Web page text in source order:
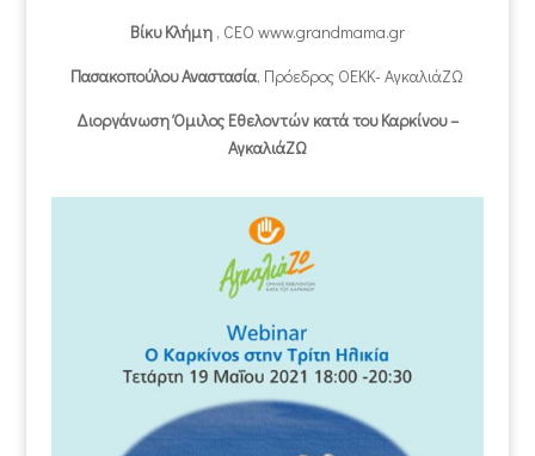
Βίκυ Κλήμη , CEO www.grandmama.gr
Πασακοπούλου Αναστασία, Πρόεδρος ΟΕΚΚ- ΑγκαλιάΖΩ
Διοργάνωση Όμιλος Εθελοντών κατά του Καρκίνου –
ΑγκαλιάΖΩ